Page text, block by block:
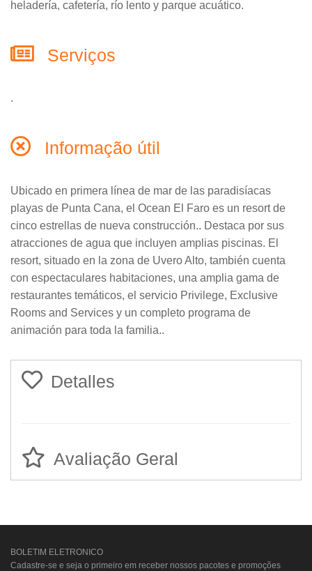
heladería, cafetería, río lento y parque acuático.
Serviços
.
Informação útil
Ubicado en primera línea de mar de las paradisíacas
playas de Punta Cana, el Ocean El Faro es un resort de
cinco estrellas de nueva construcción.. Destaca por sus
atracciones de agua que incluyen amplias piscinas. El
resort, situado en la zona de Uvero Alto, también cuenta
con espectaculares habitaciones, una amplia gama de
restaurantes temáticos, el servicio Privilege, Exclusive
Rooms and Services y un completo programa de
animación para toda la familia..
Detalles
Avaliação Geral
BOLETIM ELETRONICO
Cadastre-se e seja o primeiro em receber nossos pacotes e promoções